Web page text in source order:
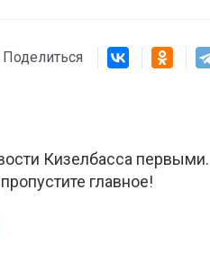
Поделиться
Кизелбасса первыми.
главное!